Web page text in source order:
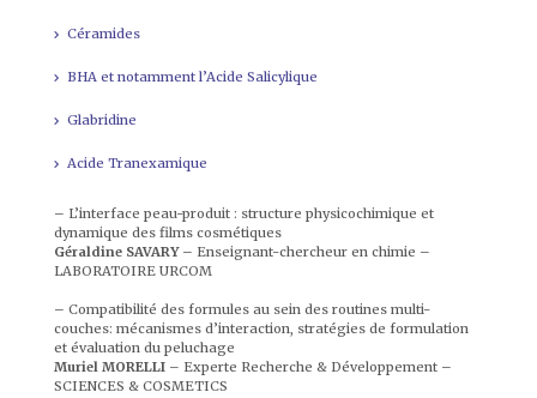
Céramides
BHA et notamment l’Acide Salicylique
Glabridine
Acide Tranexamique
– L’interface peau-produit : structure physicochimique et
dynamique des films cosmétiques
Géraldine SAVARY– Enseignant-chercheur en chimie –
LABORATOIRE URCOM
– Compatibilité des formules au sein des routines multi-
couches: mécanismes d’interaction, stratégies de formulation
et évaluation du peluchage
Muriel MORELLI – Experte Recherche & Développement –
SCIENCES & COSMETICS